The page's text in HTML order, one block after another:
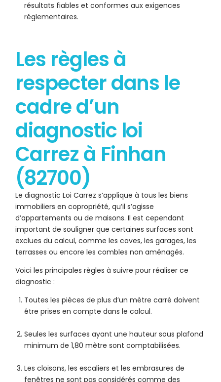
résultats fiables et conformes aux exigences
réglementaires.
Les règles à
respecter dans le
cadre d’un
diagnostic loi
Carrez à Finhan
(82700)
Le diagnostic Loi Carrez s’applique à tous les biens
immobiliers en copropriété, qu’il s’agisse
d’appartements ou de maisons. Il est cependant
important de souligner que certaines surfaces sont
exclues du calcul, comme les caves, les garages, les
terrasses ou encore les combles non aménagés.
Voici les principales règles à suivre pour réaliser ce
diagnostic :
Toutes les pièces de plus d’un mètre carré doivent
être prises en compte dans le calcul.
Seules les surfaces ayant une hauteur sous plafond
minimum de 1,80 mètre sont comptabilisées.
Les cloisons, les escaliers et les embrasures de
fenêtres ne sont pas considérés comme des